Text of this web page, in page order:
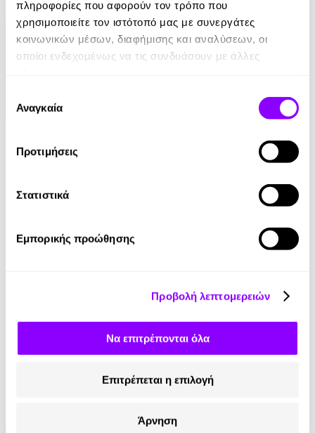
πληροφορίες που αφορούν τον τρόπο που
χρησιμοποιείτε τον ιστότοπό μας με συνεργάτες
κοινωνικών μέσων, διαφήμισης και αναλύσεων, οι
οποίοι ενδεχομένως να τις συνδυάσουν με άλλες
των υπηρεσιών τους.
συγκατάθεσης
Αναγκαία
Προτιμήσεις
Στατιστικά
Εμπορικής προώθησης
Προβολή λεπτομερειών
Να επιτρέπονται όλα
Επιτρέπεται η επιλογή
Άρνηση
8.90€
Η Τεχνική του Πραξικοπήματος
Curzio Malaparte
Να Είσαι ο Εαυτός Σου;
Θοδωρής Σπηλιώτης